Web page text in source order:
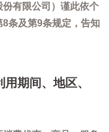
有限公司）谨此依个
条及第9条规定，告知
期间、地区、